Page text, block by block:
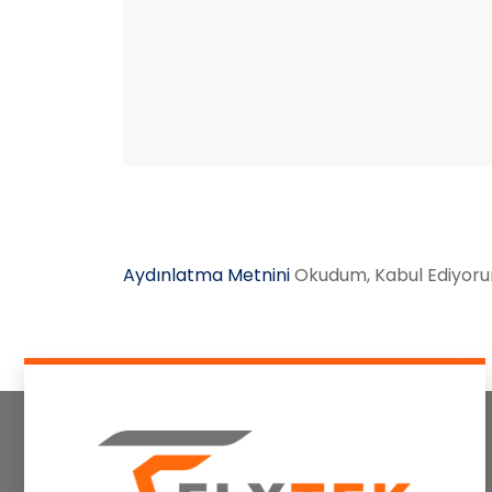
Aydınlatma MetniniOkudum, Kabul